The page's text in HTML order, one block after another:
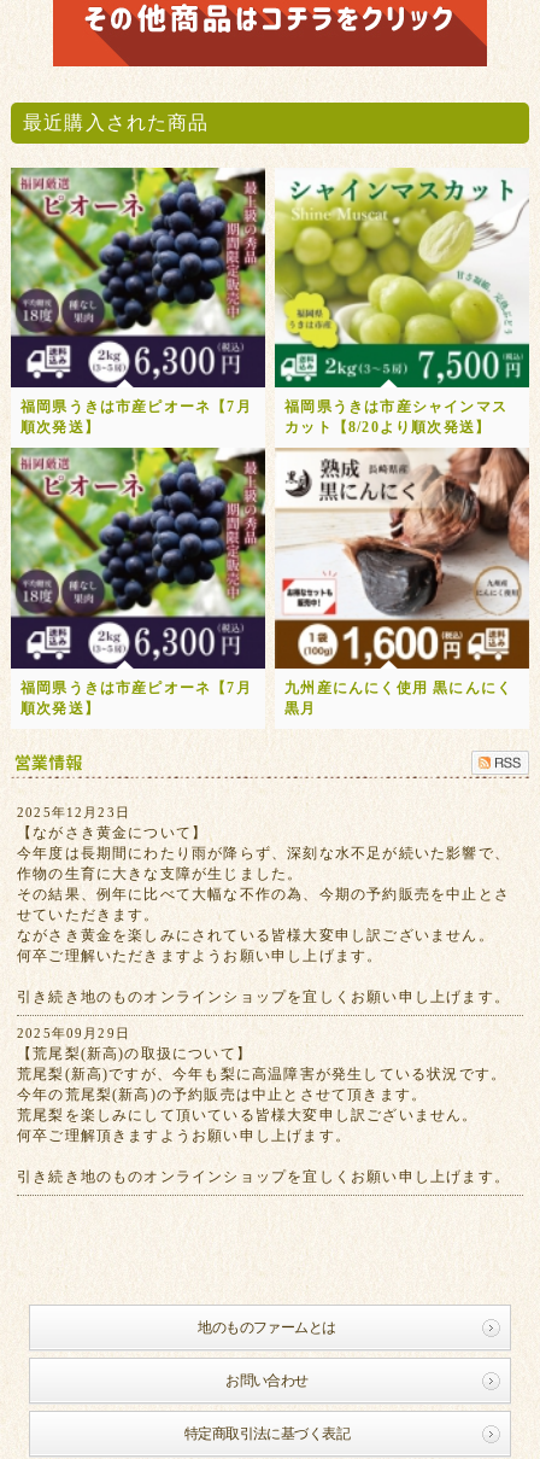
最近購入された商品
福岡県うきは市産ピオーネ【7月
順次発送】
福岡県うきは市産シャインマス
カット【8/20より順次発送】
福岡県うきは市産ピオーネ【7月
順次発送】
九州産にんにく使用 黒にんにく
黒月
2025年12月23日
【ながさき黄金について】
今年度は長期間にわたり雨が降らず、深刻な水不足が続いた影響で、
作物の生育に大きな支障が生じました。
その結果、例年に比べて大幅な不作の為、今期の予約販売を中止とさ
せていただきます。
ながさき黄金を楽しみにされている皆様大変申し訳ございません。
何卒ご理解いただきますようお願い申し上げます。
引き続き地のものオンラインショップを宜しくお願い申し上げます。
2025年09月29日
【荒尾梨(新高)の取扱について】
荒尾梨(新高)ですが、今年も梨に高温障害が発生している状況です。
今年の荒尾梨(新高)の予約販売は中止とさせて頂きます。
荒尾梨を楽しみにして頂いている皆様大変申し訳ございません。
何卒ご理解頂きますようお願い申し上げます。
引き続き地のものオンラインショップを宜しくお願い申し上げます。
地のものファームとは
お問い合わせ
特定商取引法に基づく表記